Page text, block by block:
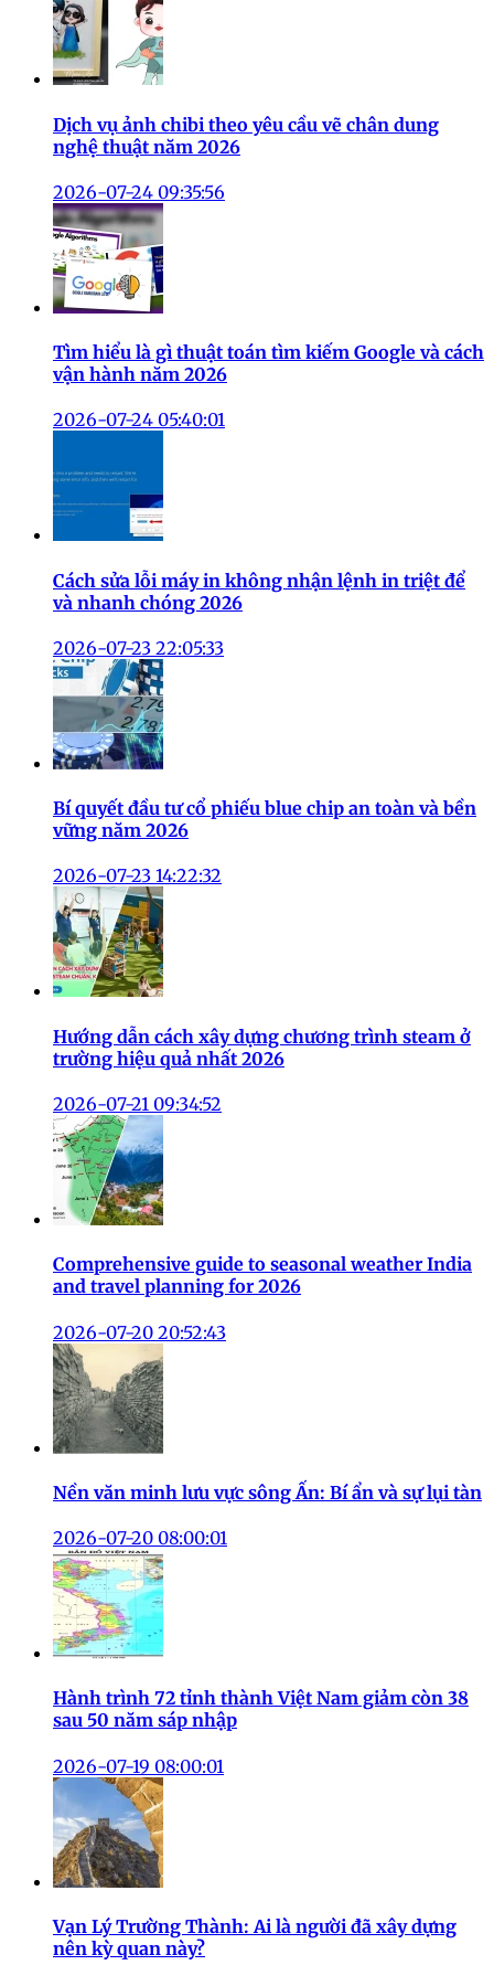
Dịch vụ ảnh chibi theo yêu cầu vẽ chân dung
nghệ thuật năm 2026
2026-07-24 09:35:56
Tìm hiểu là gì thuật toán tìm kiếm Google và cách
vận hành năm 2026
2026-07-24 05:40:01
Cách sửa lỗi máy in không nhận lệnh in triệt để
và nhanh chóng 2026
2026-07-23 22:05:33
Bí quyết đầu tư cổ phiếu blue chip an toàn và bền
vững năm 2026
2026-07-23 14:22:32
Hướng dẫn cách xây dựng chương trình steam ở
trường hiệu quả nhất 2026
2026-07-21 09:34:52
Comprehensive guide to seasonal weather India
and travel planning for 2026
2026-07-20 20:52:43
Nền văn minh lưu vực sông Ấn: Bí ẩn và sự lụi tàn
2026-07-20 08:00:01
Hành trình 72 tỉnh thành Việt Nam giảm còn 38
sau 50 năm sáp nhập
2026-07-19 08:00:01
Vạn Lý Trường Thành: Ai là người đã xây dựng
nên kỳ quan này?